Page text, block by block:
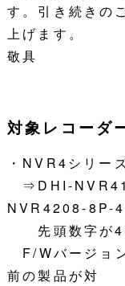
す。引き続きの
上げます。
敬具
対象レコーダ
・NVR4シリー
⇒DHI-
NVR4208-8P-
先頭数字が4
F/Wバージョ
前の製品が対